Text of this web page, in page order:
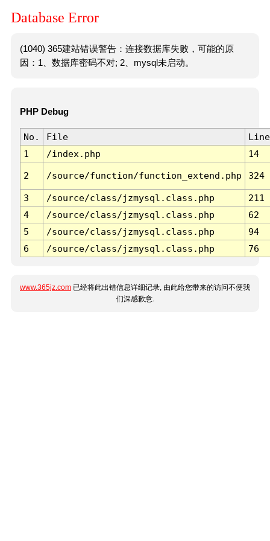
Database Error
(1040) 365建站错误警告：连接数据库失败，可能的原
因：1、数据库密码不对; 2、mysql未启动。
PHP Debug
No. File
Line
1
/index.php 14
2 /source/function/function_extend.php 324
3 /source/class/jzmysql.class.php
211
4
/source/class/jzmysql.class.php
62
5
/source/class/jzmysql.class.php
94
6
/source/class/jzmysql.class.php 76
www.365jz.com 已经将此出错信息详细记录, 由此给您带来的访问不便我
们深感歉意.